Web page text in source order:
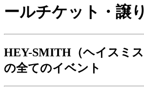
ールチケット・譲
HEY-SMITH（ヘイスミ
の全てのイベント